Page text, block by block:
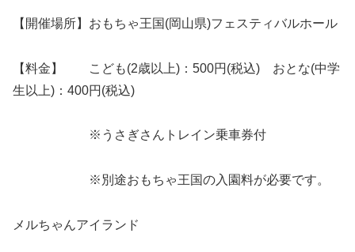
【開催場所】おもちゃ王国(岡山県)フェスティバルホール
【料金】 こども(2歳以上)：500円(税込) おとな(中学
生以上)：400円(税込)
※うさぎさんトレイン乗車券付
※別途おもちゃ王国の入園料が必要です。
メルちゃんアイランド